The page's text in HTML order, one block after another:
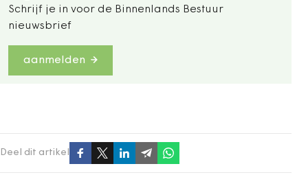
Schrijf je in voor de Binnenlands Bestuur
nieuwsbrief
aanmelden
Deel dit artikel